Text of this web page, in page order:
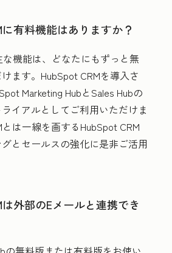
有料機能はありますか？
な機能は、どなたにもずっと無
ます。HubSpot CRMを導入さ
Marketing HubとSales Hubの
イアルとしてご利用いただけま
は一線を画するHubSpot CRM
とセールスの強化に是非ご活用
外部のEメールと連携でき